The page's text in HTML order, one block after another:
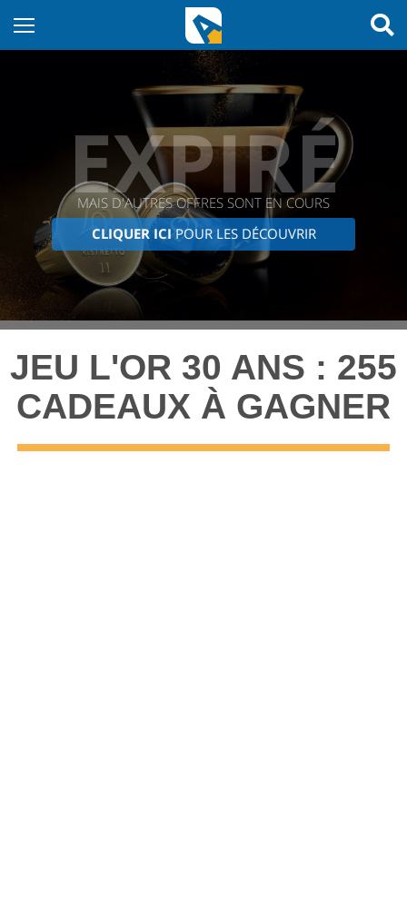
EXPIRÉ
MAIS D'AUTRES OFFRES SONT EN COURS
CLIQUER ICIPOUR LES DÉCOUVRIR
JEU L'OR 30 ANS : 255
CADEAUX À GAGNER